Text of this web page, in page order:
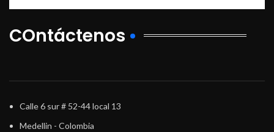
COntáctenos
Calle 6 sur # 52-44 local 13
Medellin - Colombia